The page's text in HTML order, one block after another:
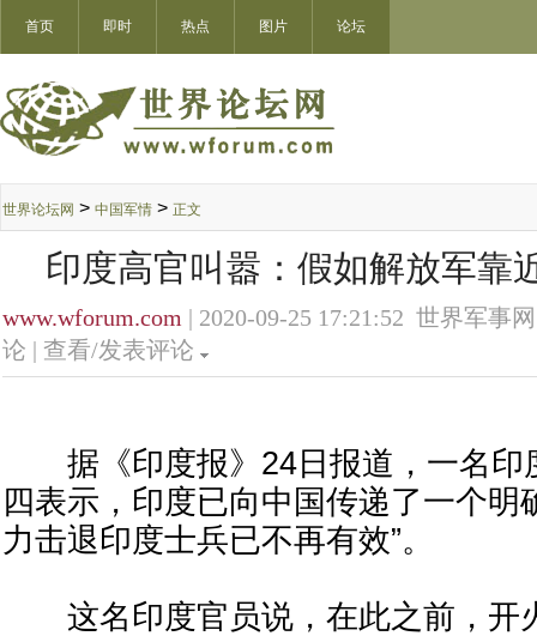
首页 即时 热点 图片 论坛
世界论坛网 > 中国军情 > 正文
印度高官叫嚣：假如解放军靠
www.wforum.com | 2020-09-25 17:21:52 世界军事
论 | 查看/发表评论
据《印度报》24日报道，一名印
四表示，印度已向中国传递了一个明
力击退印度士兵已不再有效”。
这名印度官员说，在此之前，开